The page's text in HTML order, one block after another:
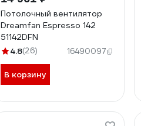
Потолочный вентилятор
Dreamfan Espresso 142
51142DFN
4.8(26) 16490097
В корзину